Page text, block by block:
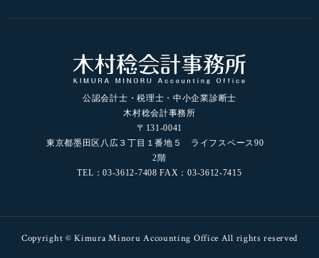
公認会計士・税理士・中小企業診断士
木村稔会計事務所
〒131-0041
東京都墨田区八広３丁目１番地５ ライフスペース90
2階
TEL：03-3612-7408 FAX：03-3612-7415
Copyright © Kimura Minoru Accounting Office All rights reserved